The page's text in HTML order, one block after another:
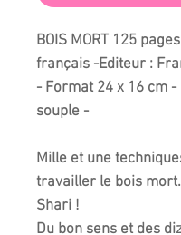
BOIS MORT 125
français -Editeur :
- Format 24 x 16 cm
souple -
Mille et une
travailler le bois
Shari !
Du bon sens et des